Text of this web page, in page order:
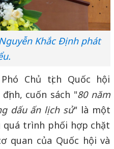
Khắc Định phát
Chủ tịch Quốc hội
cuốn sách "80 năm
dấu ấn lịch sử" là một
trình phối hợp chặt
quan của Quốc hội và